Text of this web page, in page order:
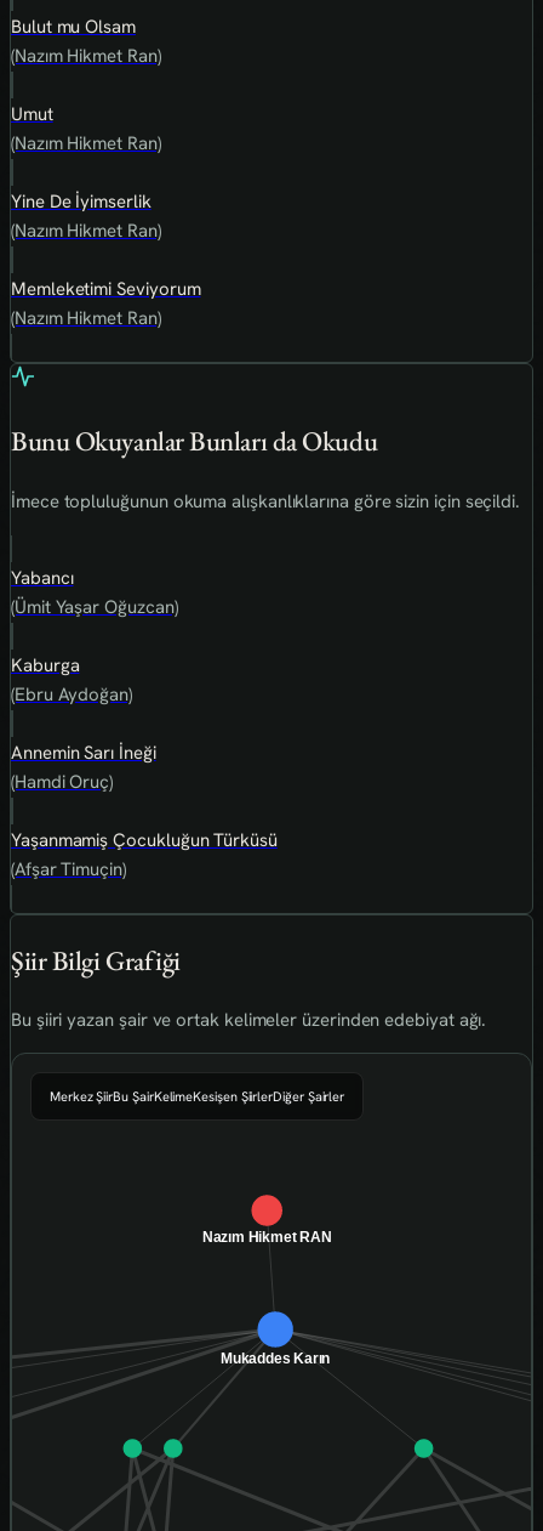
Bulut mu Olsam
(Nazım Hikmet Ran)
Umut
(Nazım Hikmet Ran)
Yine De İyimserlik
(Nazım Hikmet Ran)
Memleketimi Seviyorum
(Nazım Hikmet Ran)
Bunu Okuyanlar Bunları da Okudu
İmece topluluğunun okuma alışkanlıklarına göre sizin için seçildi.
Yabancı
(Ümit Yaşar Oğuzcan)
Kaburga
(Ebru Aydoğan)
Annemin Sarı İneği
(Hamdi Oruç)
Yaşanmamiş Çocukluğun Türküsü
(Afşar Timuçin)
Şiir Bilgi Grafiği
Bu şiiri yazan şair ve ortak kelimeler üzerinden edebiyat ağı.
Merkez ŞiirBu ŞairKelimeKesişen ŞiirlerDiğer Şairler